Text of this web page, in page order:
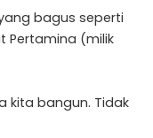
bagus seperti
Pertamina (milik
kita bangun. Tidak